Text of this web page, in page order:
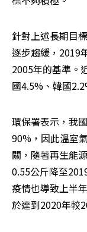
針對上述長期目
逐步趨緩，2019
2005年的基準。
國4.5%、韓國
環保署表示，我
90%，因此溫室
關，隨著再生能
0.55公斤降至
疫情也導致上半
於達到2020年較